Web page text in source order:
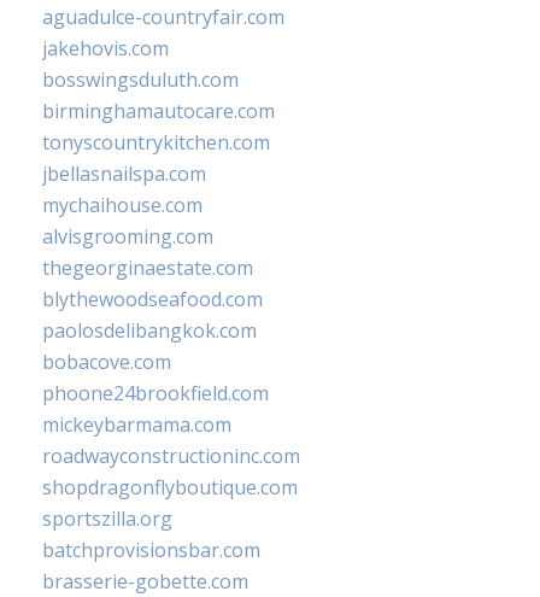
aguadulce-countryfair.com
jakehovis.com
bosswingsduluth.com
birminghamautocare.com
tonyscountrykitchen.com
jbellasnailspa.com
mychaihouse.com
alvisgrooming.com
thegeorginaestate.com
blythewoodseafood.com
paolosdelibangkok.com
bobacove.com
phoone24brookfield.com
mickeybarmama.com
roadwayconstructioninc.com
shopdragonflyboutique.com
sportszilla.org
batchprovisionsbar.com
brasserie-gobette.com